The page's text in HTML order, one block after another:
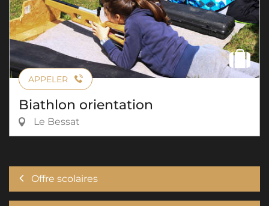
APPELER
Biathlon orientation
Le Bessat
Offre scolaires